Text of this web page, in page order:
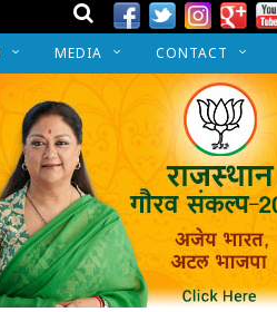
MEDIA CONTACT